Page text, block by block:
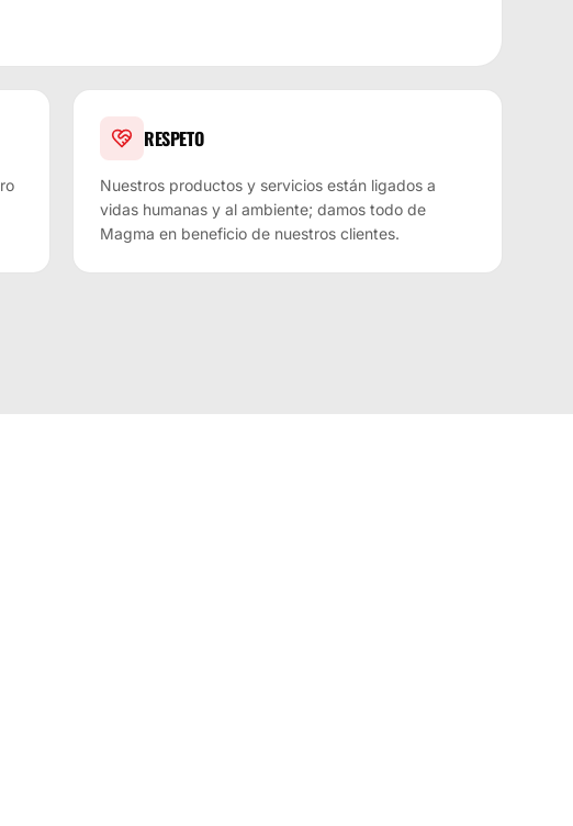
RESPETO
Nuestros productos y servicios están ligados a
vidas humanas y al ambiente; damos todo de
Magma en beneficio de nuestros clientes.